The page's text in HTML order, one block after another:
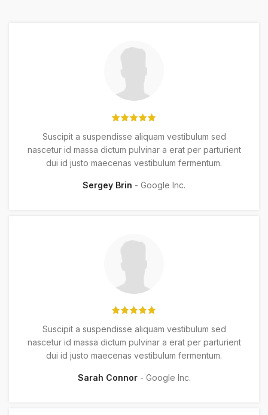
Suscipit a suspendisse aliquam vestibulum sed
nascetur id massa dictum pulvinar a erat per parturient
dui id justo maecenas vestibulum fermentum.
Sergey Brin Google Inc.
Suscipit a suspendisse aliquam vestibulum sed
nascetur id massa dictum pulvinar a erat per parturient
dui id justo maecenas vestibulum fermentum.
Sarah Connor Google Inc.